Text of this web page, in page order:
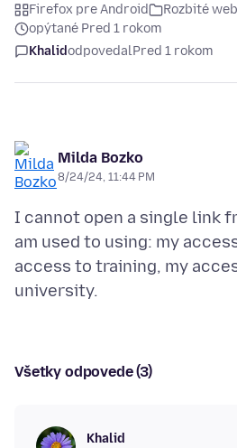
Firefox pre Android
Rozbité
opýtané Pred 1 rokom
KhalidodpovedalPred 1 rokom
Milda Bozko
8/24/24, 11:44 PM
I cannot open a single link
am used to using: my
access to training, my
Všetky odpovede (3)
Khalid